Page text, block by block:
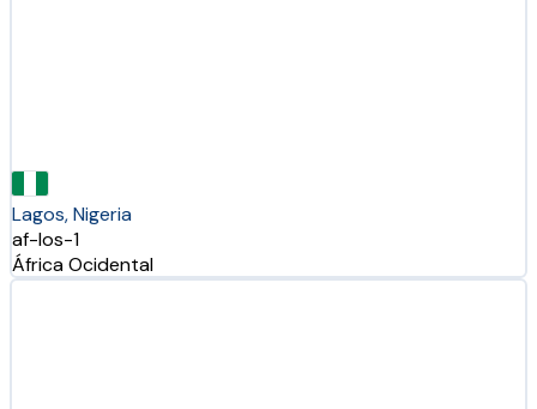
Lagos, Nigeria
af-los-1
África Ocidental